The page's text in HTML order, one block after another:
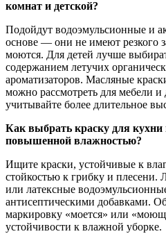
комнат и детской?
Подойдут водоэмульсионные и
основе — они не имеют резкого
моются. Для детей лучше
содержанием летучих
ароматизаторов. Масляные
можно рассмотреть для мебели
учитывайте более длительное
Как выбрать краску для
повышенной влажностью?
Ищите краски, устойчивые к
стойкостью к грибку и
или латексные
антисептическими добавками.
маркировку «моется» или
устойчивости к влажной уборке.